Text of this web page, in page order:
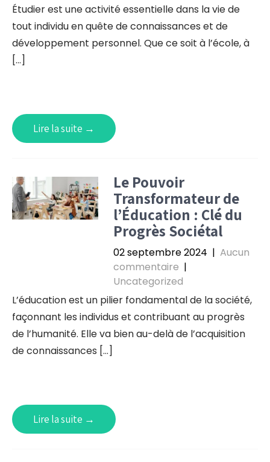
Étudier est une activité essentielle dans la vie de
tout individu en quête de connaissances et de
développement personnel. Que ce soit à l’école, à
[…]
Lire la suite →
Le Pouvoir
Transformateur de
l’Éducation : Clé du
Progrès Sociétal
02 septembre 2024 | Aucun
commentaire |
Uncategorized
L’éducation est un pilier fondamental de la société,
façonnant les individus et contribuant au progrès
de l’humanité. Elle va bien au-delà de l’acquisition
de connaissances […]
Lire la suite →